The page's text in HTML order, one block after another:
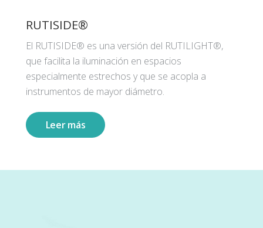
RUTISIDE®
El RUTISIDE® es una versión del RUTILIGHT®,
que facilita la iluminación en espacios
especialmente estrechos y que se acopla a
instrumentos de mayor diámetro.
Leer más